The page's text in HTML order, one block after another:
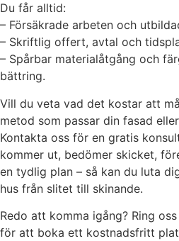
Du får alltid:
– Försäkrade arbeten och
– Skriftlig offert, avtal och
– Spårbar materialåtgång och
bättring.
Vill du veta vad det kostar att
metod som passar din fasad
Kontakta oss för en gratis
kommer ut, bedömer skicket,
en tydlig plan – så kan du luta
hus från slitet till skinande.
Redo att komma igång? Ring
för att boka ett kostnadsfritt